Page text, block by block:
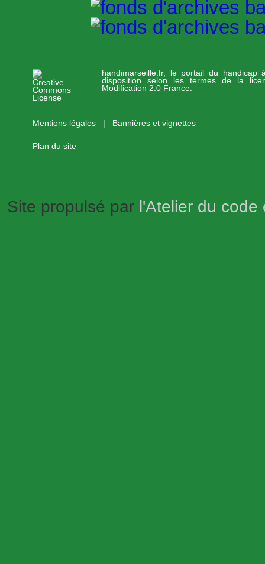
handimarseille.fr, le portail du handicap
disposition selon les termes de la
Modification 2.0 France.
Mentions légales Bannières et vignettes
Plan du site
Site propulsé par l'Atelier du